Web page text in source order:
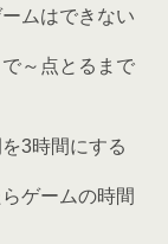
ムはできない
～点とるまで
3時間にする
ゲームの時間